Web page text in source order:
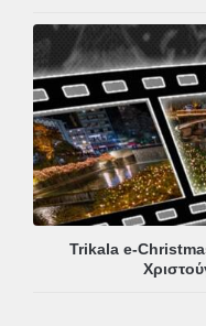
Trikala e-